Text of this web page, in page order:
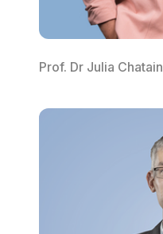
Prof. Dr Julia Chatain